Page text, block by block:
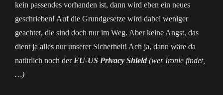
kein passendes vorhanden ist, dann wird eben ein neues
geschrieben! Auf die Grundgesetze wird dabei weniger
geachtet, die sind doch nur im Weg. Aber keine Angst, das
dient ja alles nur unserer Sicherheit! Ach ja, dann wäre da
natürlich noch der EU-US Privacy Shield (wer Ironie findet,
…)